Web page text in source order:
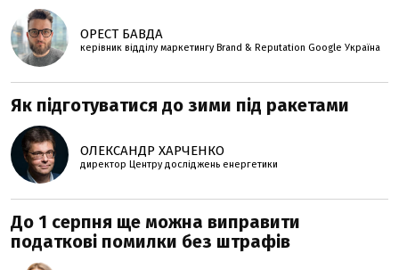
ОРЕСТ БАВДА
керівник відділу маркетингу Brand & Reputation Google Україна
Як підготуватися до зими під ракетами
ОЛЕКСАНДР ХАРЧЕНКО
директор Центру досліджень енергетики
До 1 серпня ще можна виправити
податкові помилки без штрафів